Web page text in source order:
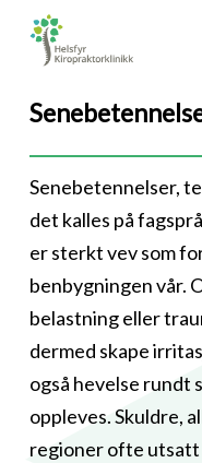
Skip
content
Senebetennelser,
det kalles på
er sterkt vev som
benbygningen vår.
belastning eller
dermed skape
også hevelse rundt
oppleves. Skuldre,
regioner ofte utsatt